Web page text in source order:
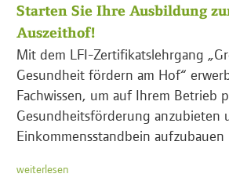
Starten Sie Ihre Ausbildung
Auszeithof!
Mit dem LFI-Zertifikatslehrgang
Gesundheit fördern am Hof“
Fachwissen, um auf Ihrem Betrieb
Gesundheitsförderung anzubieten
Einkommensstandbein aufzubauen
weiterlesen